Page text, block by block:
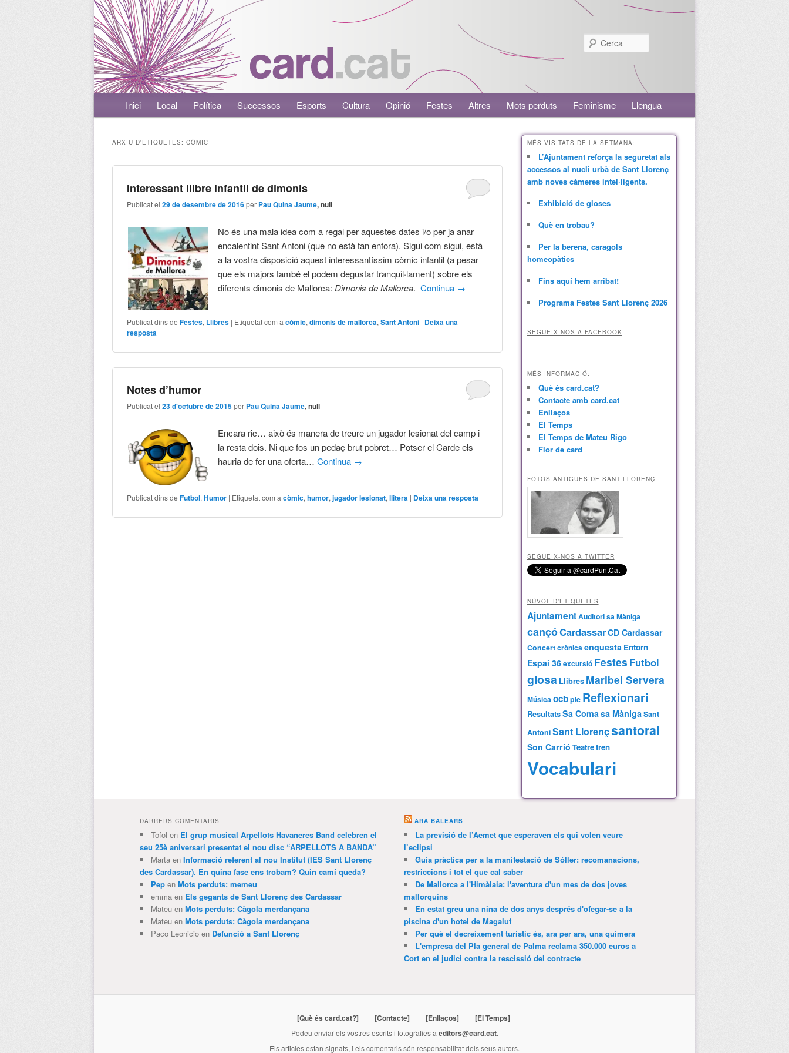
Menú principalAneu al contingut principal
Aneu al contingut secundari
Inici Local Política Successos Esports Cultura Opinió Festes Altres Mots perduts Feminisme Llengua
ARXIU D'ETIQUETES: CÒMIC
Interessant llibre infantil de dimonis
Publicat el29 de desembre de 2016per Pau Quina Jaume, null
No és una mala idea com a regal per aquestes dates i/o per ja anar
encalentint Sant Antoni (que no està tan enfora). Sigui com sigui, està
a la vostra disposició aquest interessantíssim còmic infantil (a pesar
que els majors també el podem degustar tranquil·lament) sobre els
diferents dimonis de Mallorca: Dimonis de Mallorca.Continua →
Publicat dins de Festes, Llibres | Etiquetat com a còmic,dimonis de mallorca,Sant Antoni | Deixa una
resposta
Notes d’humor
Publicat el23 d'octubre de 2015per Pau Quina Jaume, null
Encara ric… això és manera de treure un jugador lesionat del camp i
la resta dois. Ni que fos un pedaç brut pobret… Potser el Carde els
hauria de fer una oferta…Continua →
Publicat dins de Futbol,Humor | Etiquetat com a còmic,humor,jugador lesionat,llitera | Deixa una resposta
MÉS VISITATS DE LA SETMANA:
L’Ajuntament reforça la seguretat als
accessos al nucli urbà de Sant Llorenç
amb noves càmeres intel·ligents.
Exhibició de gloses
Què en trobau?
Per la berena, caragols
homeopàtics
Fins aquí hem arribat!
Programa Festes Sant Llorenç 2026
SEGUEIX-NOS A FACEBOOK
MÉS INFORMACIÓ:
Què és card.cat?
Contacte amb card.cat
Enllaços
El Temps
El Temps de Mateu Rigo
Flor de card
FOTOS ANTIGUES DE SANT LLORENÇ
SEGUEIX-NOS A TWITTER
NÚVOL D’ETIQUETES
AjuntamentAuditori sa Màniga
cançóCardassarCD Cardassar
Concertcrònicaenquesta Entorn
Espai 36excursió Festes Futbol
glosa Llibres Maribel Servera
Músicaocbple Reflexionari
ResultatsSa Comasa MànigaSant
AntoniSant Llorençsantoral
Son Carrió Teatretren
Vocabulari
DARRERS COMENTARIS
Tofol en El grup musical Arpellots Havaneres Band celebren el
seu 25è aniversari presentat el nou disc “ARPELLOTS A BANDA”
Martaen Informació referent al nou Institut (IES Sant Llorenç
des Cardassar). En quina fase ens trobam? Quin camí queda?
Pepen Mots perduts: memeu
emmaen Els gegants de Sant Llorenç des Cardassar
Mateuen Mots perduts: Càgola merdançana
Mateuen Mots perduts: Càgola merdançana
Paco Leonicioen Defunció a Sant Llorenç
ARA BALEARS
La previsió de l’Aemet que esperaven els qui volen veure
l’eclipsi
Guia pràctica per a la manifestació de Sóller: recomanacions,
restriccions i tot el que cal saber
De Mallorca a l'Himàlaia: l'aventura d'un mes de dos joves
mallorquins
En estat greu una nina de dos anys després d'ofegar-se a la
piscina d'un hotel de Magaluf
Per què el decreixement turístic és, ara per ara, una quimera
L'empresa del Pla general de Palma reclama 350.000 euros a
Cort en el judici contra la rescissió del contracte
[Què és card.cat?] [Contacte] [Enllaços] [El Temps]
Podeu enviar els vostres escrits i fotografies a editors@card.cat.
Els articles estan signats, i els comentaris són responsabilitat dels seus autors.